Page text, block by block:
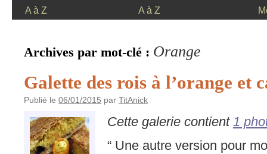
A à Z
A à Z
Archives par mot-clé : Orange
Galette des rois à l’orange et
Publié le 06/01/2015 par TitAnick
Cette galerie contient 1
“ Une autre version pour